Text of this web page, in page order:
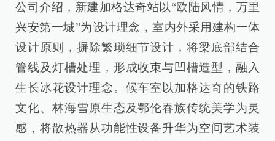
公司介绍，新建加格达奇站以“欧陆风情，万里
兴安第一城”为设计理念，室内外采用建构一体
设计原则，摒除繁琐细节设计，将梁底部结合
管线及灯槽处理，形成收束与凹槽造型，融入
生长冰花设计理念。候车室以加格达奇的铁路
文化、林海雪原生态及鄂伦春族传统美学为灵
感，将散热器从功能性设备升华为空间艺术装